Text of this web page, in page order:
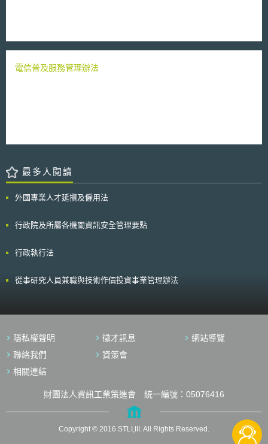
電信普及服務管理辦法
最多人閱讀
外國專業人才延攬及僱用法
行政院及所屬各機關資訊安全管理要點
行政執行法
從事研究人員兼職與技術作價投資事業管理辦法
隱私權聲明 徵才訊息
網站導覽
聯絡我們
資策會
相關連結
財團法人資訊工業策進會 統一編號：05076416
Copyright © 2016 STLI,III. All Rights Reserved.